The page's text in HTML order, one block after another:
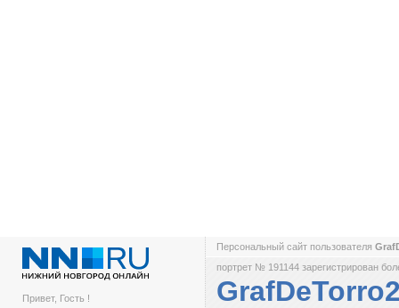
Привет, Гость !
Персональный сайт пользователя
портрет № 191144 зарегистрирован